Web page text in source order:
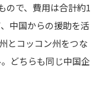
ので、費用は合計約1
中国からの援助を活
とコッコン州をつな
どちらも同じ中国企